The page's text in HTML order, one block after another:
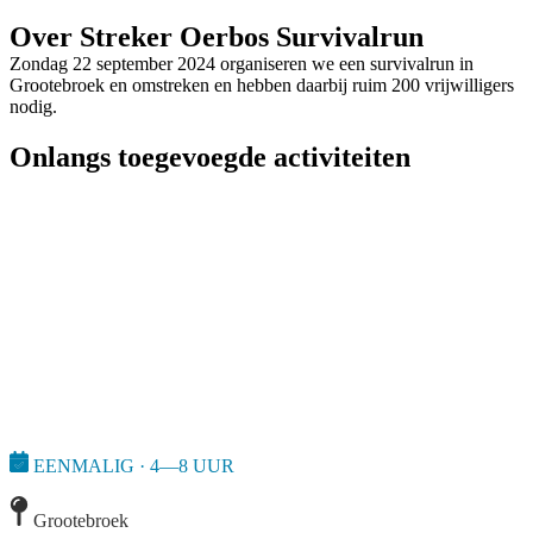
Over Streker Oerbos Survivalrun
Zondag 22 september 2024 organiseren we een survivalrun in
Grootebroek en omstreken en hebben daarbij ruim 200 vrijwilligers
nodig.
Onlangs toegevoegde activiteiten
EENMALIG · 4—8 UUR
Grootebroek